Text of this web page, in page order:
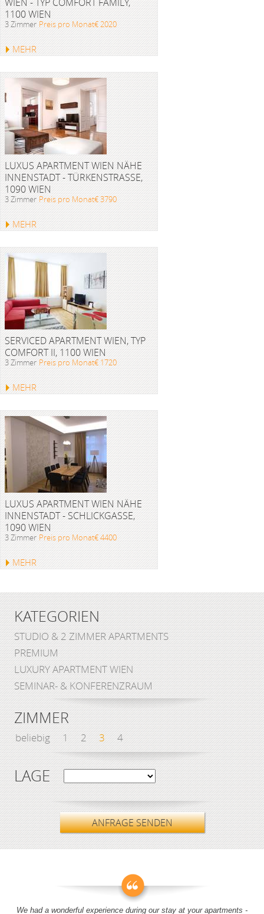
1100 WIEN
3 Zimmer Preis pro Monat€ 2020
MEHR
LUXUS APARTMENT WIEN NÄHE
INNENSTADT - TÜRKENSTRASSE, 1
090 WIEN
3 Zimmer Preis pro Monat€ 3790
MEHR
SERVICED APARTMENT WIEN, TYP
COMFORT II, 1100 WIEN
3 Zimmer Preis pro Monat€ 1720
MEHR
LUXUS APARTMENT WIEN NÄHE
INNENSTADT - SCHLICKGASSE,
1090 WIEN
3 Zimmer Preis pro Monat€ 4400
MEHR
KATEGORIEN
STUDIO & 2 ZIMMER APARTMENTS
PREMIUM
LUXURY APARTMENT WIEN
SEMINAR- & KONFERENZRAUM
ZIMMER
beliebig 1 2 3 4
LAGE
ANFRAGE SENDEN
We had a wonderful experience during our stay at your apartments -